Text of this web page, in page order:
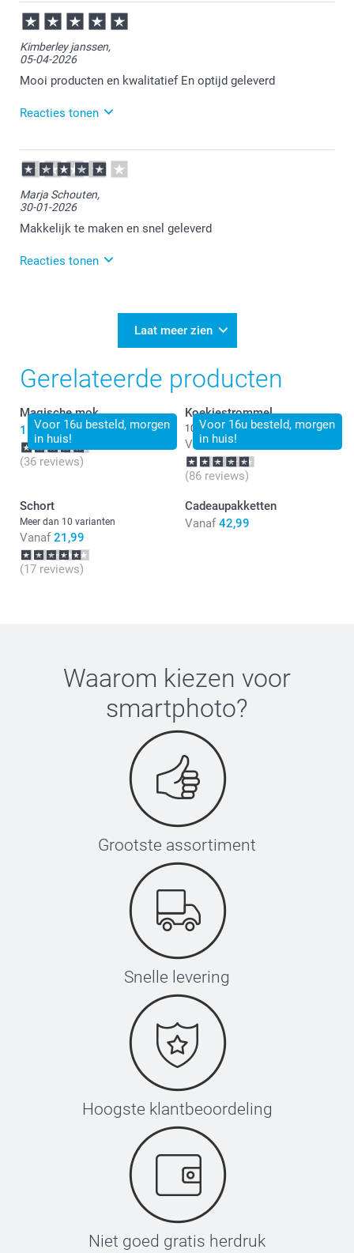
27-05-2026
17:23
Bedankt voor je review. Wat fijn dat je tevreden bent
met de kwaliteit van je placemat. Heel veel plezier er
van!
Kimberley janssen,
05-04-2026
Mooi producten en kwalitatief En optijd geleverd
Reacties tonen
07-04-2026
15:16
Heel veel plezier ervan!
Marja Schouten,
30-01-2026
Makkelijk te maken en snel geleverd
Reacties tonen
Bedankt voor je positieve review! Wat fijn dat het
nieuwe aanwinst op tafel!
Laat meer zien
Gerelateerde producten
Voor 16u besteld, morgen
in huis!
Magische mok
15,99
(36 reviews)
Voor 16u besteld, morgen
in huis!
Koekjestrommel
10 varianten
Vanaf 21,99
(86 reviews)
Schort
Meer dan 10 varianten
Vanaf 21,99
(17 reviews)
Cadeaupakketten
Vanaf 42,99
Waarom kiezen voor
smartphoto?
Grootste assortiment
Snelle levering
Hoogste klantbeoordeling
Niet goed gratis herdruk